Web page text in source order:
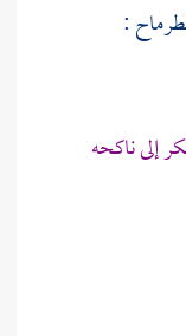
:
إلى ناكحه